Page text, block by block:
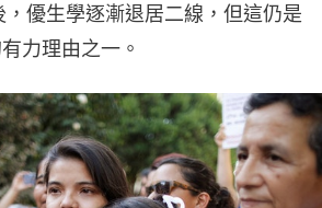
優生學逐漸退居二線，但這仍是
力理由之一。